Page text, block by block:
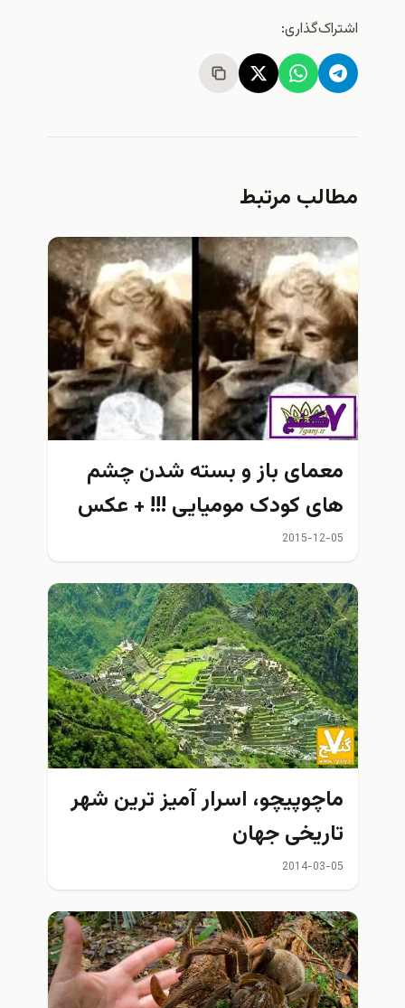
اشتراک‌گذاری:
مطالب مرتبط
معمای باز و بسته شدن چشم
های کودک مومیایی !!! + عکس
2015-12-05
ماچوپيچو، اسرار آمیز ترین شهر
تاریخی جهان
2014-03-05